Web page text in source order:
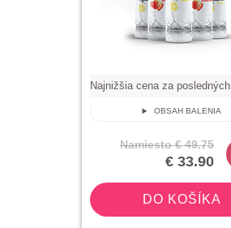
Najnižšia cena za posledných
OBSAH BALENIA
Namiesto € 49.75
€ 33.90
DO KOŠÍKA